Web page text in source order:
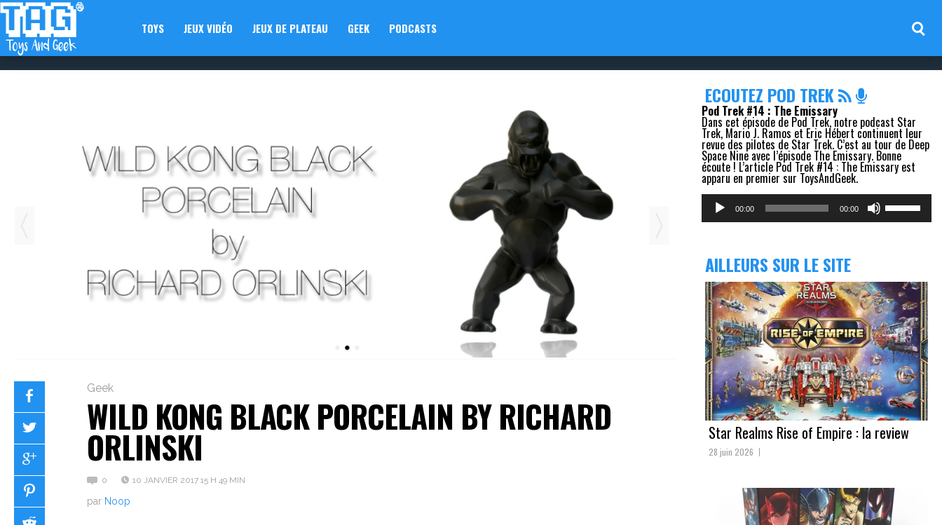
TOYS JEUX VIDÉO JEUX DE PLATEAU GEEK PODCASTS
Geek
WILD KONG BLACK PORCELAIN BY RICHARD
ORLINSKI
0 10 JANVIER 2017 15 H 49 MIN
par Noop
ECOUTEZ POD TREK
Pod Trek #14 : The Emissary
Dans cet épisode de Pod Trek, notre podcast Star
Trek, Mario J. Ramos et Eric Hébert continuent leur
revue des pilotes de Star Trek. C’est au tour de Deep
Space Nine avec l’épisode The Emissary. Bonne
écoute ! L’article Pod Trek #14 : The Emissary est
apparu en premier sur ToysAndGeek.
Lecteur
audio 00:00 00:00
les
flèches
le
volume.
AILLEURS SUR LE SITE
Star Realms Rise of Empire : la review
28 juin 2026